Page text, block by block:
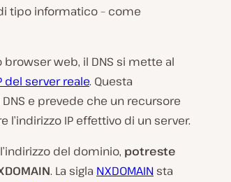
tipo informatico – come
web, il DNS si mette al
del server reale. Questa
e prevede che un recursore
l’indirizzo IP effettivo di un server.
del dominio, potreste
. La sigla NXDOMAIN sta